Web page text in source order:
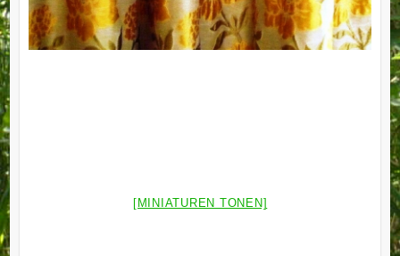
[MINIATUREN TONEN]